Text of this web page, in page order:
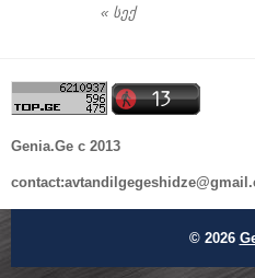
« სექ
Genia.Ge c 2013
© 2026